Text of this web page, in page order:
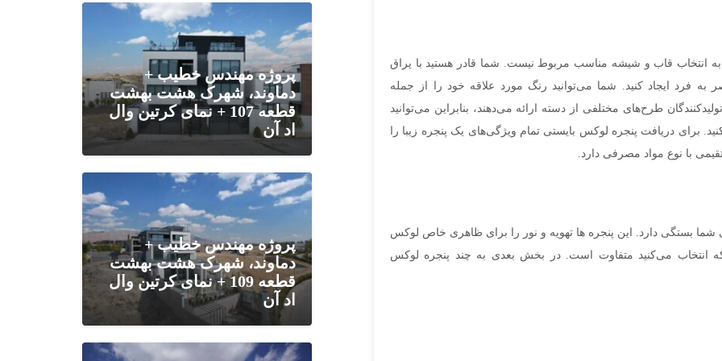
انتخاب قاب و شیشه مناسب مربوط نیست. شما قادر هستید با یراق
به فرد ایجاد کنید. شما می‌توانید رنگ مورد علاقه خود را از جمله
طرح‌های مختلفی از دسته ارائه می‌دهند، بنابراین می‌توانید
برای دریافت پنجره لوکس بایستی تمام ویژگی‌های یک پنجره زیبا را
با نوع مواد مصرفی دارد.
بستگی دارد. این پنجره ها تهویه و نور را برای ظاهری خاص لوکس
انتخاب می‌کنید متفاوت است. در بخش بعدی به چند پنجره لوکس
پروژه مهندس خطیب‌ +
دماوند، شهرک هشت بهشت
قطعه 107 + نمای کرتین وال
اد آن
پروژه مهندس خطیب +
دماوند، شهرک هشت بهشت
قطعه 109 + نمای کرتین وال
اد آن